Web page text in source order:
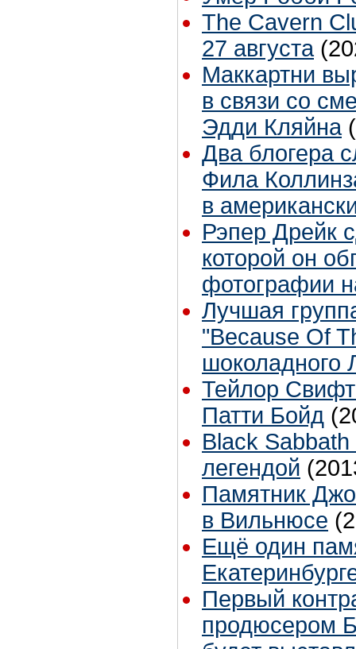
The Cavern
27 августа
Маккартни
в связи со
Эдди Кляйна
Два блогера
Фила
в
Рэпер Дрейк
которой он
фотографии
Лучшая
"Because Of
шоколадного
Тейлор
Патти Бойд
Black
легендой
Памятник
в Вильнюсе
Ещё один
Первый
продюсером